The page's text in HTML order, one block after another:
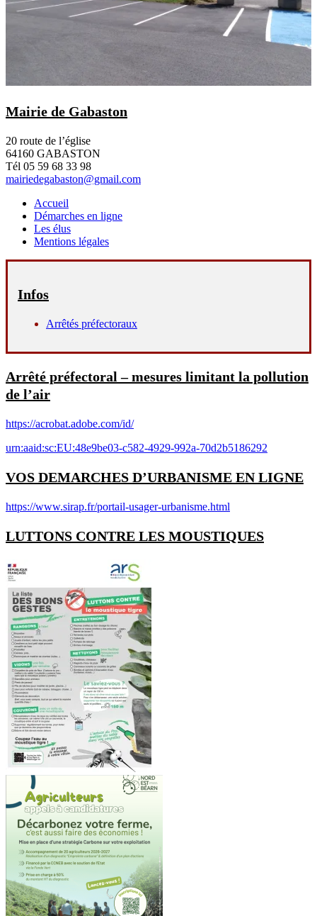
Mairie de Gabaston
20 route de l’église
64160 GABASTON
Tél 05 59 68 33 98
mairiedegabaston@gmail.com
Accueil
Démarches en ligne
Les élus
Mentions légales
Infos
Arrêtés préfectoraux
Arrêté préfectoral – mesures limitant la pollution
de l’air
https://acrobat.adobe.com/id/
urn:aaid:sc:EU:48e9be03-c582-4929-992a-70d2b5186292
VOS DEMARCHES D’URBANISME EN LIGNE
https://www.sirap.fr/portail-usager-urbanisme.html
LUTTONS CONTRE LES MOUSTIQUES